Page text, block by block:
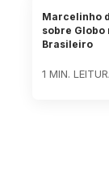
Marcelinho
sobre Globo
Brasileiro
1 MIN.